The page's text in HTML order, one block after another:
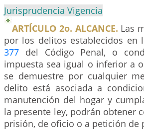
Jurisprudencia Vigencia
ARTÍCULO 2o. ALCANCE. Las
por los delitos establecidos en
377 del Código Penal, o
impuesta sea igual o inferior a
se demuestre por cualquier
delito está asociada a
manutención del hogar y
la presente ley, podrán obtener
prisión, de oficio o a petición